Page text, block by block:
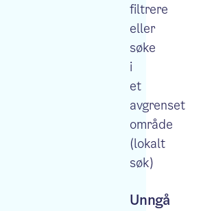
filtrere
eller
søke
i
et
avgrenset
område
(lokalt
søk)
Unngå